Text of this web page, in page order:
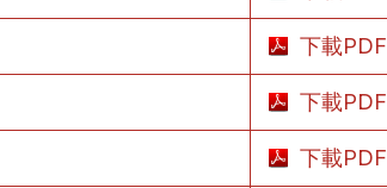
下載PDF
下載PDF
下載PDF